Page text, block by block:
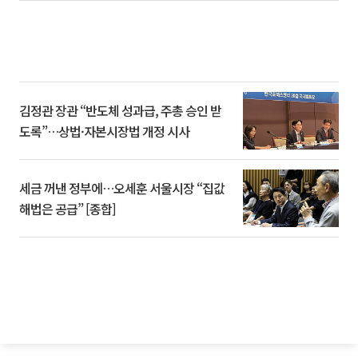
김정관 장관 “반도체 성과급, 주총 승인 받
도록”…상법·자본시장법 개정 시사
세금 꺼낸 정부에…오세훈 서울시장 “집값
해법은 공급” [종합]